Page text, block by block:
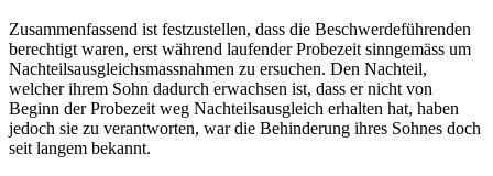
Zusammenfassend ist festzustellen, dass die Beschwerdeführenden
berechtigt waren, erst während laufender Probezeit sinngemäss um
Nachteilsausgleichsmassnahmen zu ersuchen. Den Nachteil,
welcher ihrem Sohn dadurch erwachsen ist, dass er nicht von
Beginn der Probezeit weg Nachteilsausgleich erhalten hat, haben
jedoch sie zu verantworten, war die Behinderung ihres Sohnes doch
seit langem bekannt.